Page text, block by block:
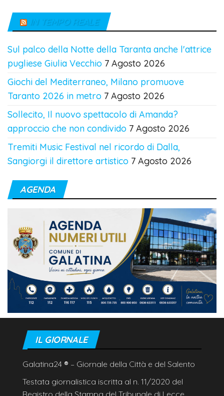
IN TEMPO REALE
Sul palco della Notte della Taranta anche l'attrice
pugliese Giulia Vecchio 7 Agosto 2026
Giochi del Mediterraneo, Milano promuove
Taranto 2026 in metro 7 Agosto 2026
Sollecito, Il nuovo spettacolo di Amanda?
approccio che non condivido 7 Agosto 2026
Tremiti Music Festival nel ricordo di Dalla,
Sangiorgi il direttore artistico 7 Agosto 2026
AGENDA
IL GIORNALE
Galatina24 ® – Giornale della Città e del Salento
Testata giornalistica iscritta al n. 11/2020 del
Registro della Stampa del Tribunale di Lecce